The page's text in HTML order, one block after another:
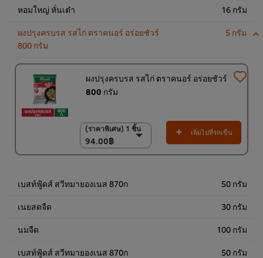
หอมใหญ่ หั่นเต๋า 16 กรัม
ผงปรุงครบรส รสไก่ ตราคนอร์ อร่อยชัวร์
800 กรัม
5 กรัม
ผงปรุงครบรส รสไก่ ตราคนอร์ อร่อยชัวร์
800 กรัม
(ราคาพิเศษ) 1 ชิ้น
94.00฿
(ราคาพิเศษ) 1 ชิ้น
94.00฿
(ราคาพิเศษ) แพ็ค 10
920.00฿
เพิ่มไปที่รถเข็น
เบสท์ฟู้ดส์ สวีทมายองเนส 870ก 50 กรัม
เนยสดจืด 30 กรัม
นมจืด 100 กรัม
เบสท์ฟู้ดส์ สวีทมายองเนส 870ก 50 กรัม